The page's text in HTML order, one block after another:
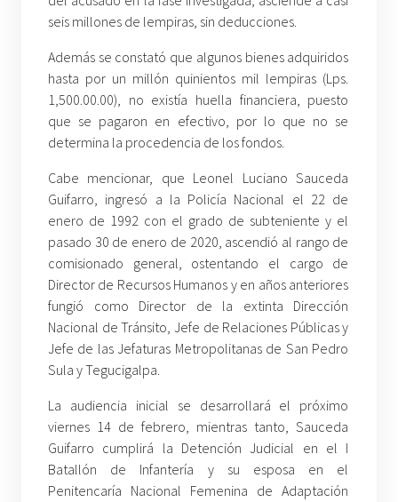
seis millones de lempiras, sin deducciones.
Además se constató que algunos bienes adquiridos
hasta por un millón quinientos mil lempiras (Lps.
1,500.00.00), no existía huella financiera, puesto
que se pagaron en efectivo, por lo que no se
determina la procedencia de los fondos.
Cabe mencionar, que Leonel Luciano Sauceda
Guifarro, ingresó a la Policía Nacional el 22 de
enero de 1992 con el grado de subteniente y el
pasado 30 de enero de 2020, ascendió al rango de
comisionado general, ostentando el cargo de
Director de Recursos Humanos y en años anteriores
fungió como Director de la extinta Dirección
Nacional de Tránsito, Jefe de Relaciones Públicas y
Jefe de las Jefaturas Metropolitanas de San Pedro
Sula y Tegucigalpa.
La audiencia inicial se desarrollará el próximo
viernes 14 de febrero, mientras tanto, Sauceda
Guifarro cumplirá la Detención Judicial en el I
Batallón de Infantería y su esposa en el
Penitencaría Nacional Femenina de Adaptación